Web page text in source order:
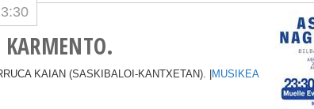
KAIAN (SASKIBALOI-KANTXETAN). | MUSIKEA